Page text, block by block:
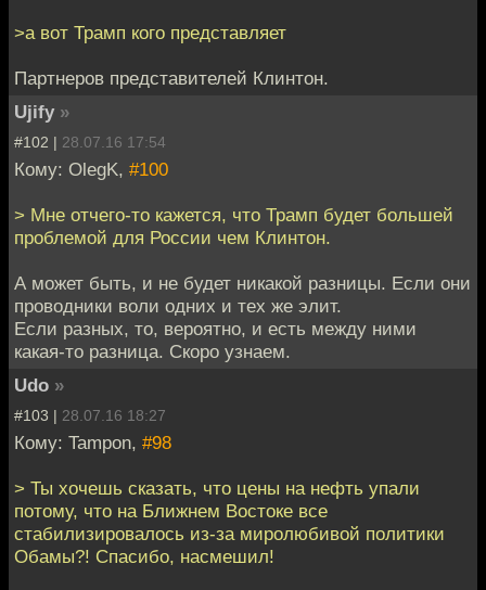
>а вот Трамп кого представляет
Партнеров представителей Клинтон.
Ujify »
#102 | 28.07.16 17:54
Кому: OlegK, #100
> Мне отчего-то кажется, что Трамп будет большей
проблемой для России чем Клинтон.
А может быть, и не будет никакой разницы. Если они
проводники воли одних и тех же элит.
Если разных, то, вероятно, и есть между ними
какая-то разница. Скоро узнаем.
Udo »
#103 | 28.07.16 18:27
Кому: Tampon, #98
> Ты хочешь сказать, что цены на нефть упали
потому, что на Ближнем Востоке все
стабилизировалось из-за миролюбивой политики
Обамы?! Спасибо, насмешил!